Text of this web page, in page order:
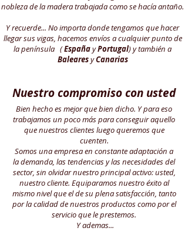
nobleza de la madera trabajada como se hacía antaño.
Y recuerde... No importa donde tengamos que hacer
llegar sus vigas, hacemos envíos a cualquier punto de
la península (EspañayPortugal) y también a
BalearesyCanarias
Nuestro compromiso con usted
Bien hecho es mejor que bien dicho. Y para eso
trabajamos un poco más para conseguir aquello
que nuestros clientes luego queremos que
cuenten.
Somos una empresa en constante adaptación a
la demanda, las tendencias y las necesidades del
sector, sin olvidar nuestro principal activo: usted,
nuestro cliente. Equiparamos nuestro éxito al
mismo nivel que el de su plena satisfacción, tanto
por la calidad de nuestros productos como por el
servicio que le prestemos.
Y ademas...